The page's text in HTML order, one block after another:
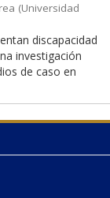
(Universidad
discapacidad
investigación
de caso en